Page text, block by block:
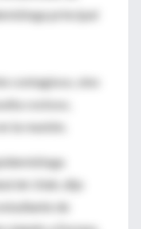
principal
contagioso, sino
costoso,
la reunión.
de Utah, dijo
de